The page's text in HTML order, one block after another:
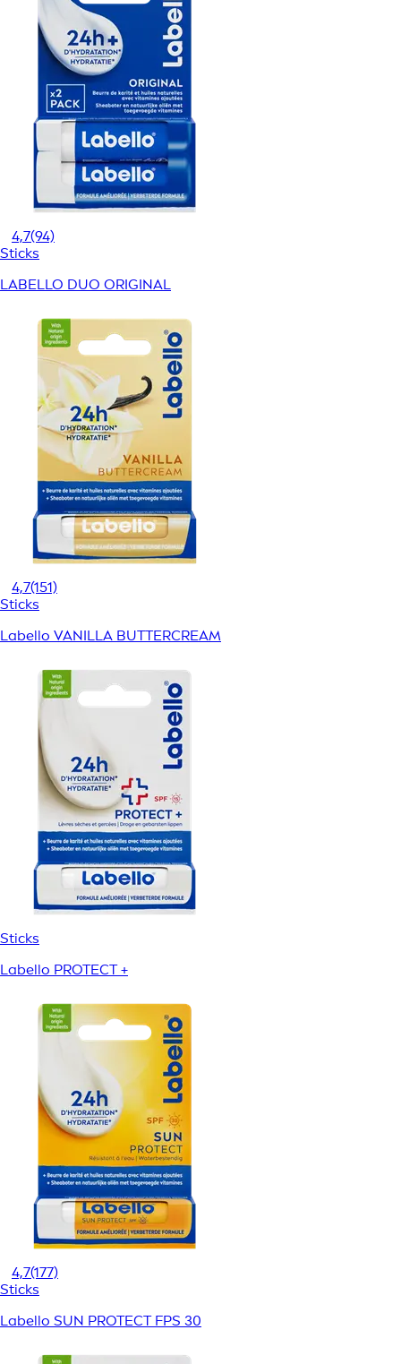
4,7(94)
Sticks
LABELLO DUO ORIGINAL
4,7(151)
Sticks
Labello VANILLA BUTTERCREAM
Sticks
Labello PROTECT +
4,7(177)
Sticks
Labello SUN PROTECT FPS 30